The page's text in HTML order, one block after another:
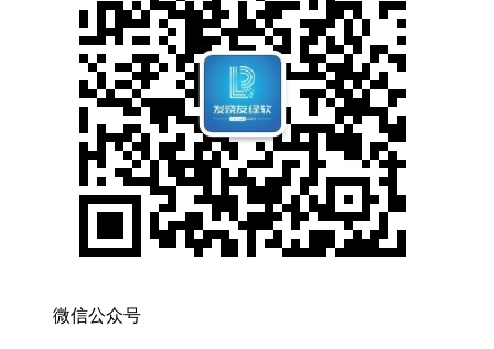
微信公众号